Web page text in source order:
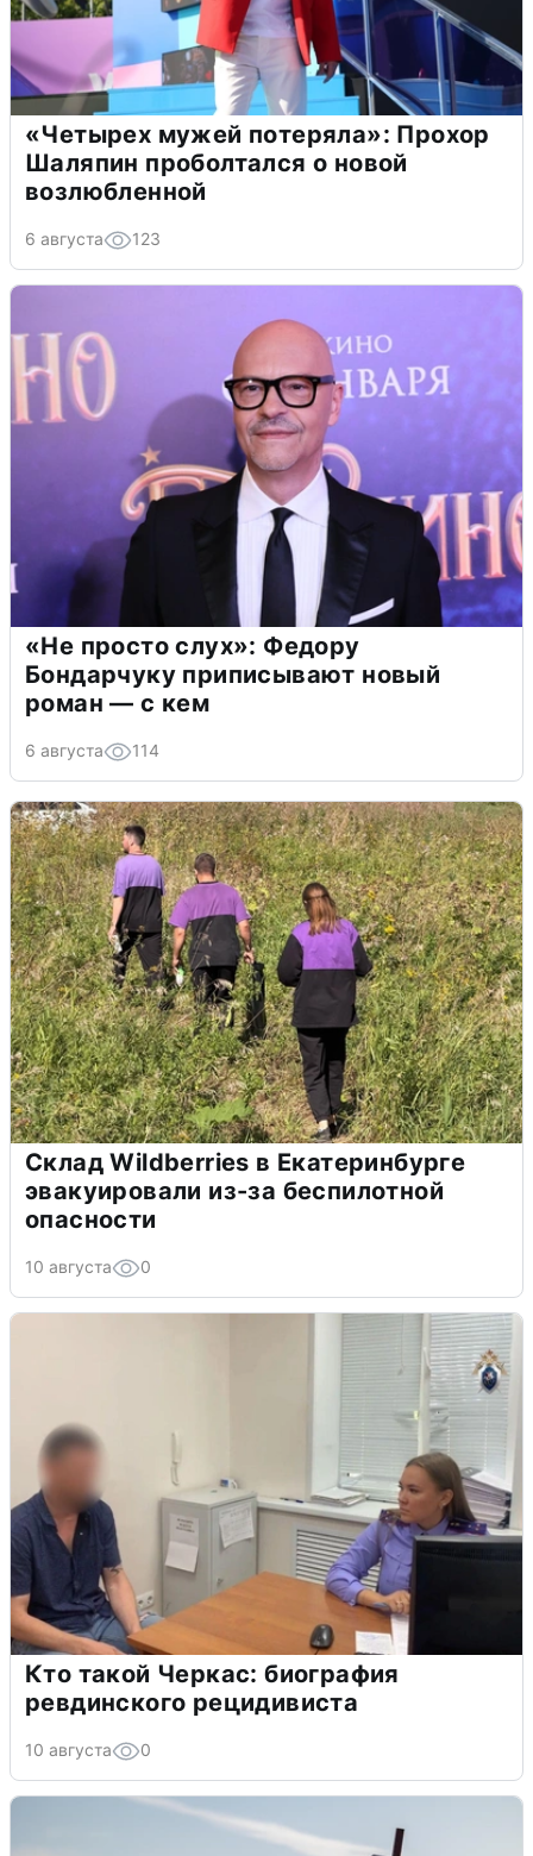
«Четырех мужей потеряла»: Прохор
Шаляпин проболтался о новой
возлюбленной
6 августа 123
«Не просто слух»: Федору
Бондарчуку приписывают новый
роман — с кем
6 августа 114
Склад Wildberries в Екатеринбурге
эвакуировали из-за беспилотной
опасности
10 августа 0
Кто такой Черкас: биография
ревдинского рецидивиста
10 августа 0